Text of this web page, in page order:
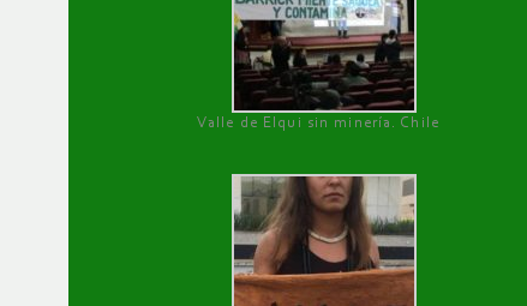
Valle de Elqui sin minería. Chile